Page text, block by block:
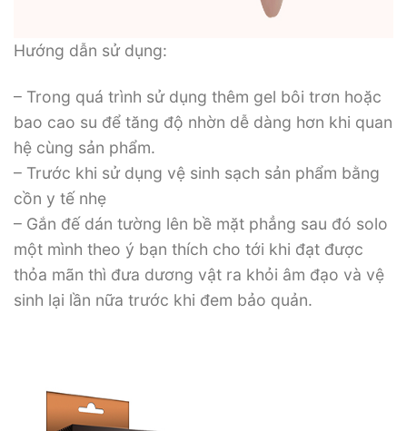
Hướng dẫn sử dụng:
– Trong quá trình sử dụng thêm gel bôi trơn hoặc
bao cao su để tăng độ nhờn dễ dàng hơn khi quan
hệ cùng sản phẩm.
– Trước khi sử dụng vệ sinh sạch sản phẩm bằng
cồn y tế nhẹ
– Gắn đế dán tường lên bề mặt phẳng sau đó solo
một mình theo ý bạn thích cho tới khi đạt được
thỏa mãn thì đưa dương vật ra khỏi âm đạo và vệ
sinh lại lần nữa trước khi đem bảo quản.